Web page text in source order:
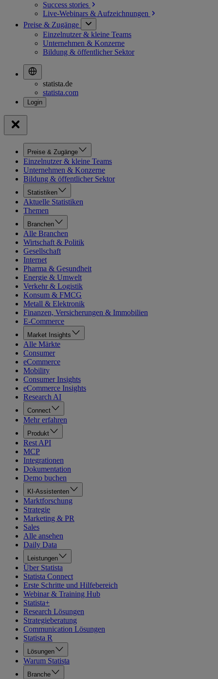
Success stories
Live-Webinars & Aufzeichnungen
Preise & Zugänge
Einzelnutzer & kleine Teams
Unternehmen & Konzerne
Bildung & öffentlicher Sektor
statista.de
statista.com
Preise & Zugänge
Einzelnutzer & kleine Teams
Unternehmen & Konzerne
Bildung & öffentlicher Sektor
Statistiken
Aktuelle Statistiken
Themen
Branchen
Alle Branchen
Wirtschaft & Politik
Gesellschaft
Internet
Pharma & Gesundheit
Energie & Umwelt
Verkehr & Logistik
Konsum & FMCG
Metall & Elektronik
Finanzen, Versicherungen & Immobilien
E-Commerce
Market Insights
Alle Märkte
Consumer
eCommerce
Mobility
Consumer Insights
eCommerce Insights
Research AI
Connect
Mehr erfahren
Produkt
Rest API
MCP
Integrationen
Dokumentation
Demo buchen
KI-Assistenten
Marktforschung
Strategie
Marketing & PR
Sales
Alle ansehen
Daily Data
Leistungen
Über Statista
Statista Connect
Erste Schritte und Hilfebereich
Webinar & Training Hub
Statista+
Research Lösungen
Strategieberatung
Communication Lösungen
Statista R
Lösungen
Warum Statista
Branche